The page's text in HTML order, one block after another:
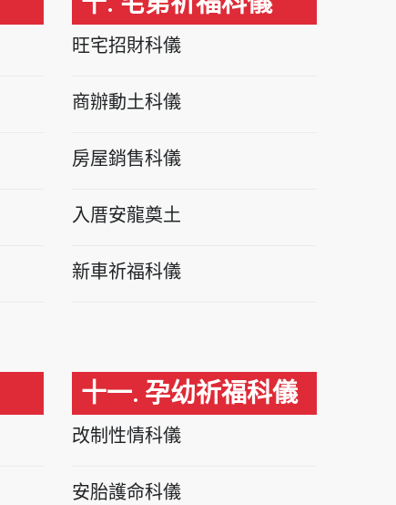
旺宅招財科儀
商辦動土科儀
房屋銷售科儀
入厝安龍奠土
新車祈福科儀
十一. 孕幼祈福科儀
改制性情科儀
安胎護命科儀